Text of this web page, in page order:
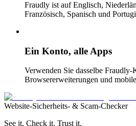
Fraudly ist auf Englisch,
Französisch, Spanisch und
Ein Konto, alle Apps
Verwenden Sie dasselbe
Browsererweiterungen und
Website-Sicherheits- & Scam-Checker
See it. Check it. Trust it.